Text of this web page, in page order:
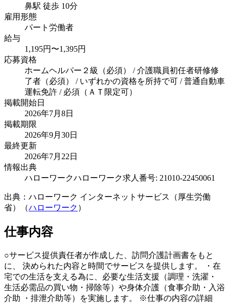
鼻駅 徒歩 10分
雇用形態
パート労働者
給与
1,195円〜1,395円
応募資格
ホームヘルパー２級（必須） / 介護職員初任者研修修
了者（必須） / いずれかの資格を所持で可 / 普通自動車
運転免許 / 必須（ＡＴ限定可）
掲載開始日
2026年7月8日
掲載期限
2026年9月30日
最終更新
2026年7月22日
情報出典
ハローワークハローワーク求人番号: 21010-22450061
出典：ハローワーク インターネットサービス（厚生労働
省）（ハローワーク ）
仕事内容
○サービス提供責任者が作成した、訪問介護計画書をもと
に、 決められた内容と時間でサービスを提供します。 ・在
宅での生活を支える為に、必要な生活支援（調理・洗濯・
生活必需品の買い物・掃除等）や身体介護（食事介助・入浴
介助 ・排泄介助等）を実施します。 ※仕事の内容の詳細